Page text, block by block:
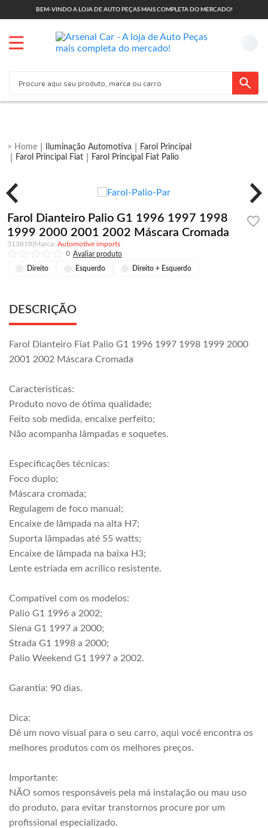
BEM-VINDO A LOJA DE AUTO PEÇAS MAIS COMPLETA DO MERCADO!
Iluminação Automotiva
Farol Principal
Farol Principal Fiat
Farol Principal Fiat Palio
Farol Dianteiro Palio G1 1996 1997 1998
1999 2000 2001 2002 Máscara Cromada
313818
Automotive imports
0
Direito Esquerdo Direito + Esquerdo
DESCRIÇÃO
Farol Dianteiro Fiat Palio G1 1996 1997 1998 1999 2000
2001 2002 Máscara Cromada
Características:
Produto novo de ótima qualidade;
Feito sob medida, encaixe perfeito;
Não acompanha lâmpadas e soquetes.
Especificações técnicas:
Foco duplo;
Máscara cromada;
Regulagem de foco manual;
Encaixe de lâmpada na alta H7;
Suporta lâmpadas até 55 watts;
Encaixe de lâmpada na baixa H3;
Lente estriada em acrílico resistente.
Compatível com os modelos:
Palio G1 1996 a 2002;
Siena G1 1997 a 2000;
Strada G1 1998 a 2000;
Palio Weekend G1 1997 a 2002.
Garantia: 90 dias.
Dica:
Dê um novo visual para o seu carro, aqui você encontra os
melhores produtos com os melhores preços.
Importante:
NÃO somos responsáveis pela má instalação ou mau uso
do produto, para evitar transtornos procure por um
profissional especializado.